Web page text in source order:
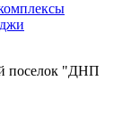
поселок "ДНП